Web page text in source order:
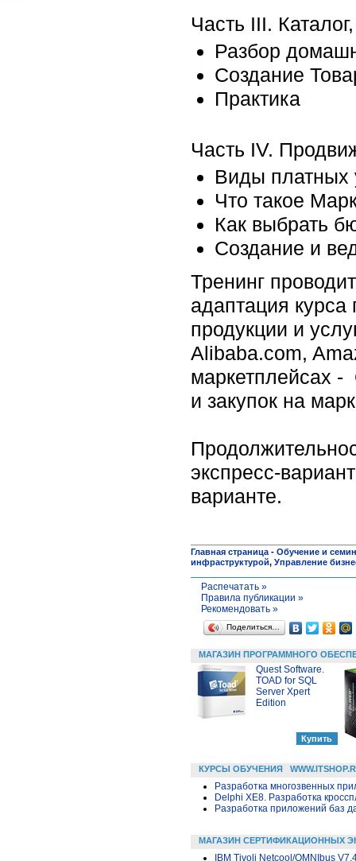
Часть III.
Разбор
Создание
Практика
Часть IV.
Виды платных
Что такое
Как выбрать
Создание и
Тренинг
адаптация курса
продукции и
Alibaba.com,
маркетплейсах -
и закупок на
экспресс-
варианте.
Главная страница - Обучение и
инфраструктурой, Управление
Распечатать »
Правила публикации »
Рекомендовать »
Поделиться…
МАГАЗИН ПРОГРАММНОГО
Quest Software.
TOAD for SQL
Server Xpert
Edition
КУРСЫ ОБУЧЕНИЯ
Разработка многозвенных
Delphi XE8. Разработка
Разработка приложений баз
МАГАЗИН СЕРТИФИКАЦИОННЫХ
IBM Tivoli Netcool/OMNIbus